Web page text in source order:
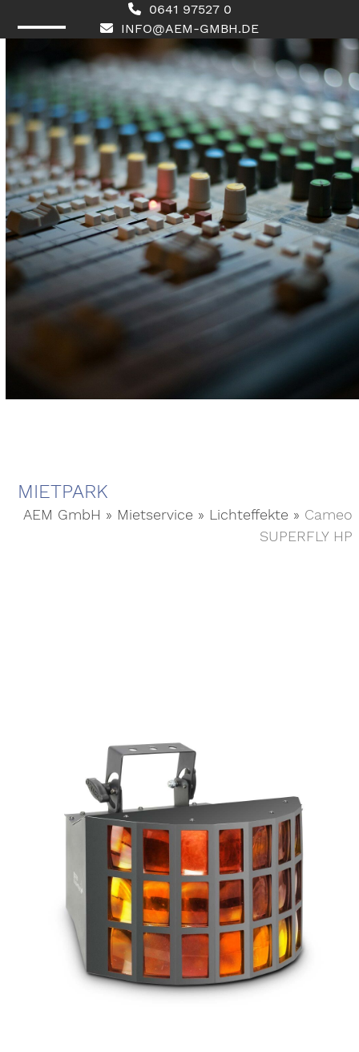
0641 97527 0
INFO@AEM-GMBH.DE
mobile
menu
mobile
menu
MIETPARK
AEM GmbH » Mietservice » Lichteffekte » Cameo
SUPERFLY HP